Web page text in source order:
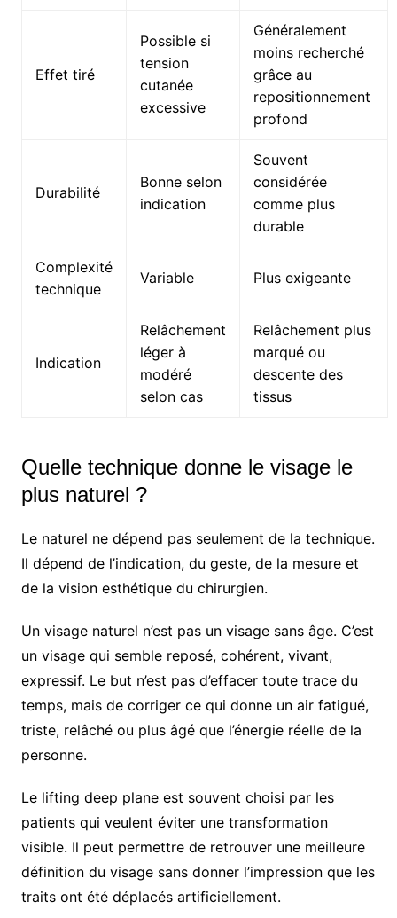
Effet tiré
Possible si
tension
cutanée
excessive
Généralement
moins recherché
grâce au
repositionnement
profond
Durabilité
Bonne selon
indication
Souvent
considérée
comme plus
durable
Complexité
technique
Variable Plus exigeante
Indication
Relâchement
léger à
modéré
selon cas
Relâchement plus
marqué ou
descente des
tissus
Quelle technique donne le visage le
plus naturel ?
Le naturel ne dépend pas seulement de la technique.
Il dépend de l’indication, du geste, de la mesure et
de la vision esthétique du chirurgien.
Un visage naturel n’est pas un visage sans âge. C’est
un visage qui semble reposé, cohérent, vivant,
expressif. Le but n’est pas d’effacer toute trace du
temps, mais de corriger ce qui donne un air fatigué,
triste, relâché ou plus âgé que l’énergie réelle de la
personne.
Le lifting deep plane est souvent choisi par les
patients qui veulent éviter une transformation
visible. Il peut permettre de retrouver une meilleure
définition du visage sans donner l’impression que les
traits ont été déplacés artificiellement.